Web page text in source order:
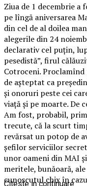
Ziua de 1 decembrie a
pe lîngă aniversarea
din cel de al doilea
alegerile din 24
declarativ cel puțin,
pesedistă”, firul
Cotroceni.
de așteptat ca
și onoruri peste cei
viață și pe moarte. De
Am fost, probabil,
trecute, că la scurt
revărsat un potop de
șefilor serviciilor
unor oameni din MAI
meritele, bunăoară,
cunoscutul chix în
Citeste in continuare